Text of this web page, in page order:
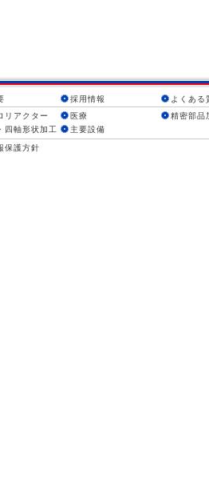
採用情報
よくある
リアクター 医療
精密部品
四軸形状加工 主要設備
保護方針